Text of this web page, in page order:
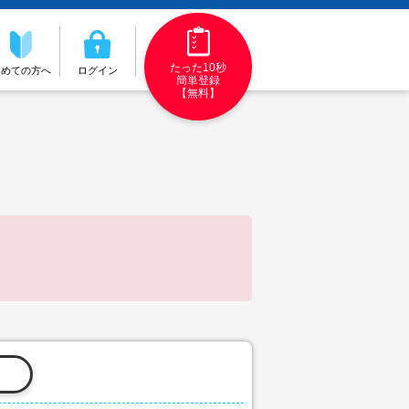
ての方へ ログイン
たった10秒
簡単登録
【無料】